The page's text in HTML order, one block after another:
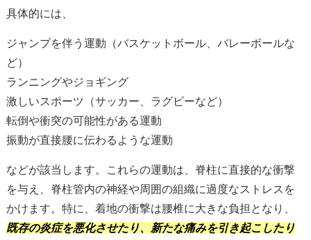
具体的には、
ジャンプを伴う運動（バスケットボール、バレーボールな
ど）
ランニングやジョギング
激しいスポーツ（サッカー、ラグビーなど）
転倒や衝突の可能性がある運動
振動が直接腰に伝わるような運動
などが該当します。これらの運動は、脊柱に直接的な衝撃
を与え、脊柱管内の神経や周囲の組織に過度なストレスを
かけます。特に、着地の衝撃は腰椎に大きな負担となり、
既存の炎症を悪化させたり、新たな痛みを引き起こしたり